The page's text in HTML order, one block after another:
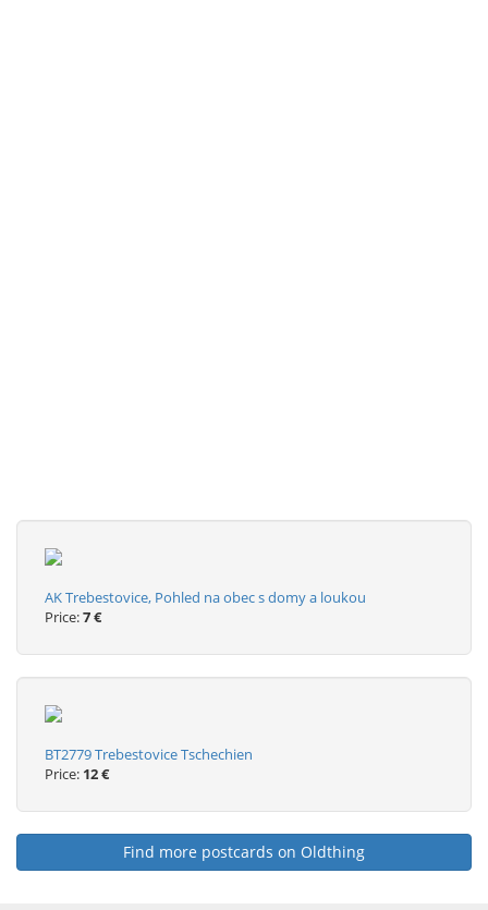
AK Trebestovice, Pohled na obec s domy a loukou
Price:7 €
BT2779 Trebestovice Tschechien
Price: 12 €
Find more postcards on Oldthing